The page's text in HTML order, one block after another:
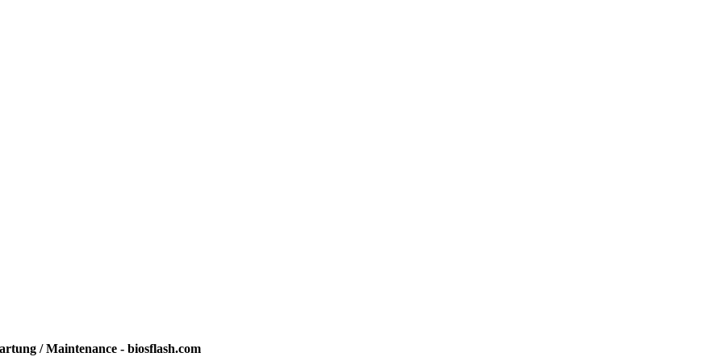
/ Maintenance - biosflash.com